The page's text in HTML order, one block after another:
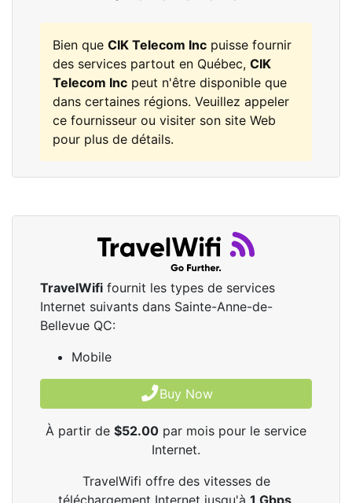
Bien que CIK Telecom Inc puisse fournir
des services partout en Québec, CIK
Telecom Inc peut n'être disponible que
dans certaines régions. Veuillez appeler
ce fournisseur ou visiter son site Web
pour plus de détails.
TravelWifi fournit les types de services
Internet suivants dans Sainte-Anne-de-
Bellevue QC:
Mobile
Buy Now
À partir de $52.00 par mois pour le service
Internet.
TravelWifi offre des vitesses de
téléchargement Internet jusqu'à 1 Gbps.